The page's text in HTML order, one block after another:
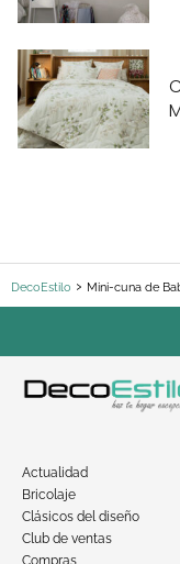
DecoEstilo Mini-cuna de
Actualidad
Bricolaje
Clásicos del diseño
Club de ventas